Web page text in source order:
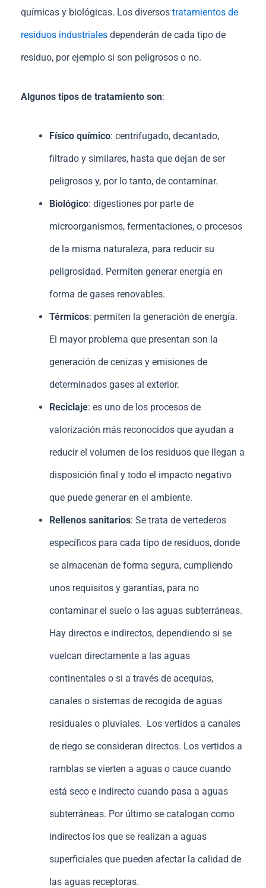
químicas y biológicas. Los diversos tratamientos de
residuos industriales dependerán de cada tipo de
residuo, por ejemplo si son peligrosos o no.
Algunos tipos de tratamiento son:
Físico químico: centrifugado, decantado,
filtrado y similares, hasta que dejan de ser
peligrosos y, por lo tanto, de contaminar.
Biológico: digestiones por parte de
microorganismos, fermentaciones, o procesos
de la misma naturaleza, para reducir su
peligrosidad. Permiten generar energía en
forma de gases renovables.
Térmicos: permiten la generación de energía.
El mayor problema que presentan son la
generación de cenizas y emisiones de
determinados gases al exterior.
Reciclaje: es uno de los procesos de
valorización más reconocidos que ayudan a
reducir el volumen de los residuos que llegan a
disposición final y todo el impacto negativo
que puede generar en el ambiente.
Rellenos sanitarios: Se trata de vertederos
específicos para cada tipo de residuos, donde
se almacenan de forma segura, cumpliendo
unos requisitos y garantías, para no
contaminar el suelo o las aguas subterráneas.
Hay directos e indirectos, dependiendo si se
vuelcan directamente a las aguas
continentales o si a través de acequias,
canales o sistemas de recogida de aguas
residuales o pluviales. Los vertidos a canales
de riego se consideran directos. Los vertidos a
ramblas se vierten a aguas o cauce cuando
está seco e indirecto cuando pasa a aguas
subterráneas. Por último se catalogan como
indirectos los que se realizan a aguas
superficiales que pueden afectar la calidad de
las aguas receptoras.